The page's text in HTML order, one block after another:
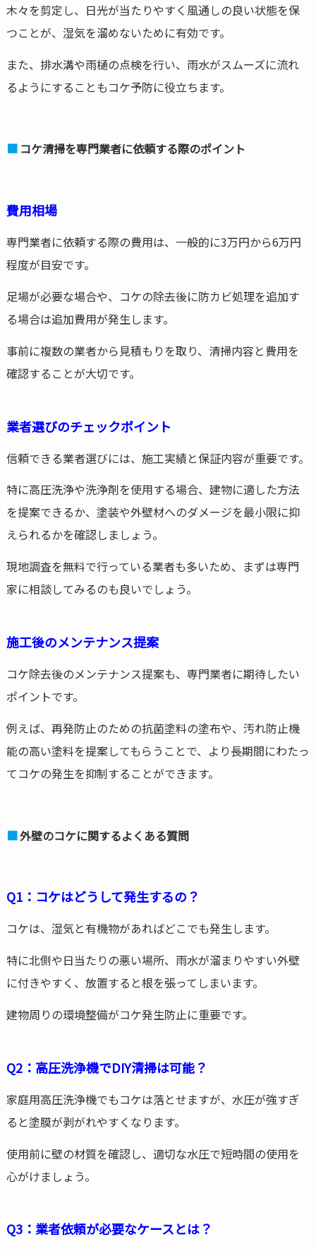
木々を剪定し、日光が当たりやすく風通しの良い状態を保
つことが、湿気を溜めないために有効です。
また、排水溝や雨樋の点検を行い、雨水がスムーズに流れ
るようにすることもコケ予防に役立ちます。
コケ清掃を専門業者に依頼する際のポイント
費用相場
専門業者に依頼する際の費用は、一般的に3万円から6万円
程度が目安です。
足場が必要な場合や、コケの除去後に防カビ処理を追加す
る場合は追加費用が発生します。
事前に複数の業者から見積もりを取り、清掃内容と費用を
確認することが大切です。
業者選びのチェックポイント
信頼できる業者選びには、施工実績と保証内容が重要です。
特に高圧洗浄や洗浄剤を使用する場合、建物に適した方法
を提案できるか、塗装や外壁材へのダメージを最小限に抑
えられるかを確認しましょう。
現地調査を無料で行っている業者も多いため、まずは専門
家に相談してみるのも良いでしょう。
施工後のメンテナンス提案
コケ除去後のメンテナンス提案も、専門業者に期待したい
ポイントです。
例えば、再発防止のための抗菌塗料の塗布や、汚れ防止機
能の高い塗料を提案してもらうことで、より長期間にわたっ
てコケの発生を抑制することができます。
外壁のコケに関するよくある質問
Q1：コケはどうして発生するの？
コケは、湿気と有機物があればどこでも発生します。
特に北側や日当たりの悪い場所、雨水が溜まりやすい外壁
に付きやすく、放置すると根を張ってしまいます。
建物周りの環境整備がコケ発生防止に重要です。
Q2：高圧洗浄機でDIY清掃は可能？
家庭用高圧洗浄機でもコケは落とせますが、水圧が強すぎ
ると塗膜が剥がれやすくなります。
使用前に壁の材質を確認し、適切な水圧で短時間の使用を
心がけましょう。
Q3：業者依頼が必要なケースとは？